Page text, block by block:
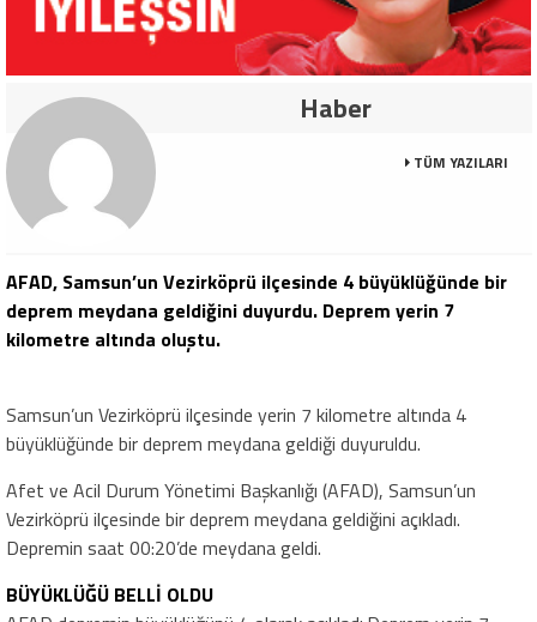
Haber
TÜM YAZILARI
AFAD, Samsun’un Vezirköprü ilçesinde 4 büyüklüğünde bir
deprem meydana geldiğini duyurdu. Deprem yerin 7
kilometre altında oluştu.
Samsun’un Vezirköprü ilçesinde yerin 7 kilometre altında 4
büyüklüğünde bir deprem meydana geldiği duyuruldu.
Afet ve Acil Durum Yönetimi Başkanlığı (AFAD), Samsun’un
Vezirköprü ilçesinde bir deprem meydana geldiğini açıkladı.
Depremin saat 00:20’de meydana geldi.
BÜYÜKLÜĞÜ BELLİ OLDU